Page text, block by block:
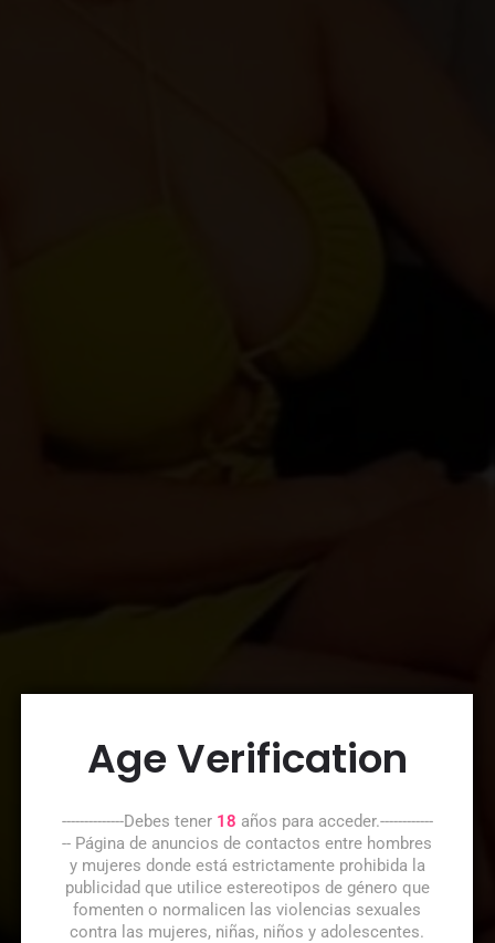
Age Verification
--------------Debes tener 18 años para acceder.------------
-- Página de anuncios de contactos entre hombres
y mujeres donde está estrictamente prohibida la
publicidad que utilice estereotipos de género que
fomenten o normalicen las violencias sexuales
contra las mujeres, niñas, niños y adolescentes.